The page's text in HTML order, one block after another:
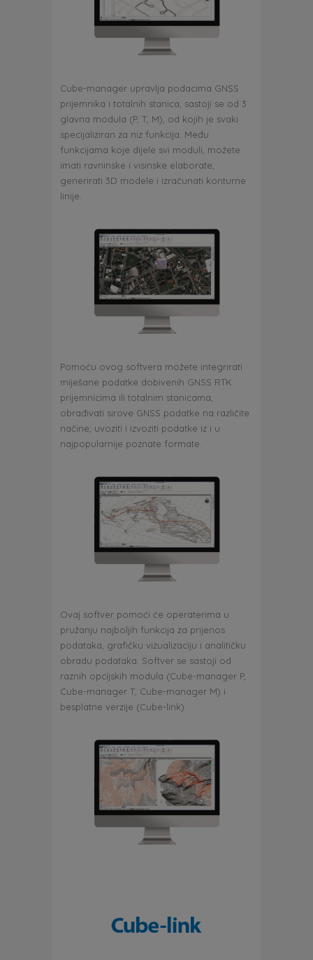
Cube-manager upravlja podacima GNSS
prijemnika i totalnih stanica, sastoji se od 3
glavna modula (P, T, M), od kojih je svaki
specijaliziran za niz funkcija. Među
funkcijama koje dijele svi moduli, možete
imati ravninske i visinske elaborate,
generirati 3D modele i izračunati konturne
linije.
Pomoću ovog softvera možete integrirati
miješane podatke dobivenih GNSS RTK
prijemnicima ili totalnim stanicama,
obrađivati ​​sirove GNSS podatke na različite
načine, uvoziti i izvoziti podatke iz i u
najpopularnije poznate formate.
Ovaj softver pomoći će operaterima u
pružanju najboljih funkcija za prijenos
podataka, grafičku vizualizaciju i analitičku
obradu podataka. Softver se sastoji od
raznih opcijskih modula (Cube-manager P,
Cube-manager T, Cube-manager M) i
besplatne verzije (Cube-link).